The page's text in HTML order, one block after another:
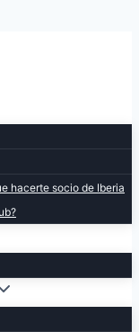
hacerte socio de Iberia